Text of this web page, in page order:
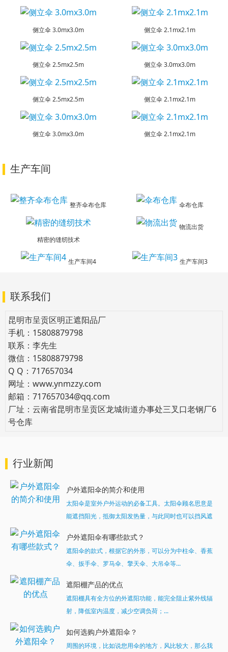
侧立伞 3.0mx3.0m 侧立伞 2.1mx2.1m
侧立伞 2.5mx2.5m 侧立伞 3.0mx3.0m
侧立伞 2.5mx2.5m 侧立伞 2.1mx2.1m
侧立伞 3.0mx3.0m 侧立伞 2.1mx2.1m
生产车间
整齐伞布仓库 伞布仓库
精密的缝纫技术
物流出货
生产车间4 生产车间3
联系我们
昆明市呈贡区明正遮阳品厂
手机：15808879798
联系：李先生
微信：15808879798
Q Q：717657034
网址：www.ynmzzy.com
邮箱：717657034@qq.com
厂址：云南省昆明市呈贡区龙城街道办事处三叉口老钢厂6
号仓库
行业新闻
户外遮阳伞的简介和使用
太阳伞是室外户外运动的必备工具。太阳伞顾名思意是
能遮挡阳光，抵御太阳发热量，与此同时也可以挡风遮
户外遮阳伞有哪些款式？
遮阳伞的款式，根据它的外形，可以分为中柱伞、香蕉
伞、扳手伞、罗马伞、擎天伞、大吊伞等...
遮阳棚产品的优点
遮阳棚具有全方位的外遮阳功能，能完全阻止紫外线辐
射，降低室内温度，减少空调负荷；...
如何选购户外遮阳伞？
周围的环境，比如说您用伞的地方，风比较大，那么我